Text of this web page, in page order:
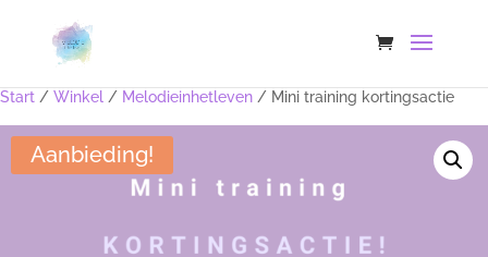
Start / Winkel / Melodieinhetleven / Mini training kortingsactie
Aanbieding!